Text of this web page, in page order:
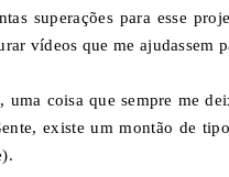
superações para esse
vídeos que me ajudassem
coisa que sempre me
existe um montão de